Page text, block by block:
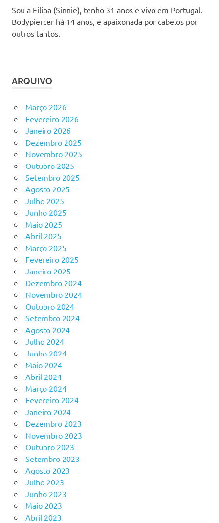
Sou a Filipa (Sinnie), tenho 31 anos e vivo em Portugal.
Bodypiercer há 14 anos, e apaixonada por cabelos por
outros tantos.
ARQUIVO
Março 2026
Fevereiro 2026
Janeiro 2026
Dezembro 2025
Novembro 2025
Outubro 2025
Setembro 2025
Agosto 2025
Julho 2025
Junho 2025
Maio 2025
Abril 2025
Março 2025
Fevereiro 2025
Janeiro 2025
Dezembro 2024
Novembro 2024
Outubro 2024
Setembro 2024
Agosto 2024
Julho 2024
Junho 2024
Maio 2024
Abril 2024
Março 2024
Fevereiro 2024
Janeiro 2024
Dezembro 2023
Novembro 2023
Outubro 2023
Setembro 2023
Agosto 2023
Julho 2023
Junho 2023
Maio 2023
Abril 2023